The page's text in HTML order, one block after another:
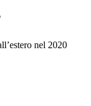
nel 2020